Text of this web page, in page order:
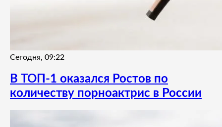
Сегодня, 09:22
В ТОП-1 оказался Ростов по
количеству порноактрис в России